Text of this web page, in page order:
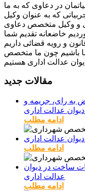
در دعاوی که به ما
که به عنوان وکیل
ماده ۱۰۰ شهرداری و وکیل متخصص دعاوی
خاضعانه تقدیم شما
و رویه قضائی داریم
باشیم چون ما متخصص
عدالت اداری هستیم
مقالات جدید
| اعتراض به رای، جریمه و
عدالت اداری
ادامه مطلب
عدالت اداری
ادامه مطلب
ساخت در دیوان
عدالت اداری
ادامه مطلب